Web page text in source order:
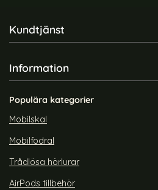
Sidfot Blandad info
Kundtjänst
Information
Populära kategorier
Mobilskal
Mobilfodral
Trådlösa hörlurar
AirPods tillbehör